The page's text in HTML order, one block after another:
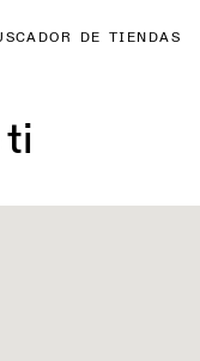
DE TIENDAS
ti